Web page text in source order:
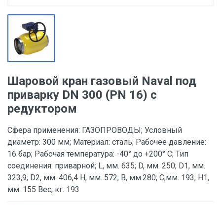
Шаровой кран газовый Naval под
приварку DN 300 (PN 16) с
редуктором
Сфера применения: ГАЗОПРОВОДЫ; Условный
диаметр: 300 мм; Материал: сталь; Рабочее давление:
16 бар; Рабочая температура: -40° до +200° С; Тип
соединения: приварной; L, мм. 635; D, мм. 250; D1, мм.
323,9; D2, мм. 406,4 H, мм. 572; B, мм.280; C,мм. 193; H1,
мм. 155 Вес, кг. 193